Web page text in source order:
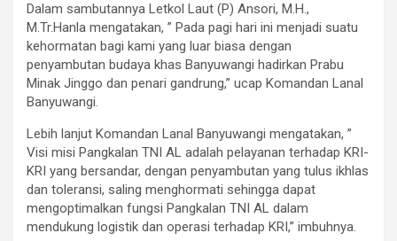
Dalam sambutannya Letkol Laut (P) Ansori, M.H.,
M.Tr.Hanla mengatakan, ” Pada pagi hari ini menjadi suatu
kehormatan bagi kami yang luar biasa dengan
penyambutan budaya khas Banyuwangi hadirkan Prabu
Minak Jinggo dan penari gandrung,” ucap Komandan Lanal
Banyuwangi.
Lebih lanjut Komandan Lanal Banyuwangi mengatakan, ”
Visi misi Pangkalan TNI AL adalah pelayanan terhadap KRI-
KRI yang bersandar, dengan penyambutan yang tulus ikhlas
dan toleransi, saling menghormati sehingga dapat
mengoptimalkan fungsi Pangkalan TNI AL dalam
mendukung logistik dan operasi terhadap KRI,” imbuhnya.